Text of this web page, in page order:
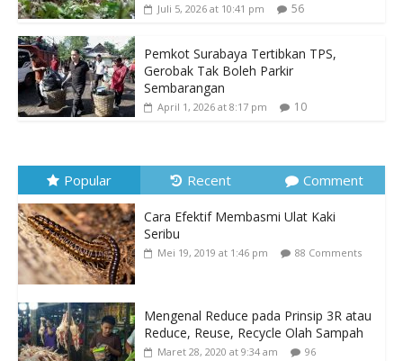
Juli 5, 2026 at 10:41 pm 56
Pemkot Surabaya Tertibkan TPS,
Gerobak Tak Boleh Parkir
Sembarangan
April 1, 2026 at 8:17 pm 10
Popular Recent Comment
Cara Efektif Membasmi Ulat Kaki
Seribu
Mei 19, 2019 at 1:46 pm 88 Comments
Mengenal Reduce pada Prinsip 3R atau
Reduce, Reuse, Recycle Olah Sampah
Maret 28, 2020 at 9:34 am
96